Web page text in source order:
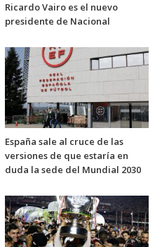
Ricardo Vairo es el nuevo
presidente de Nacional
España sale al cruce de las
versiones de que estaría en
duda la sede del Mundial 2030